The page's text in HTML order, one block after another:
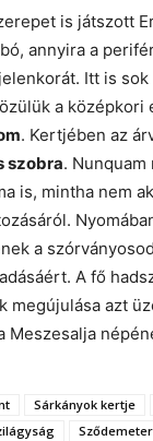
is játszott
annyira a
Itt is sok
a középkori
. Kertjében az
szobra. Nunquam
is, mintha nem
a
A fő
megújulása azt
Meszesalja
Sárkányok kertje
Sződemeter